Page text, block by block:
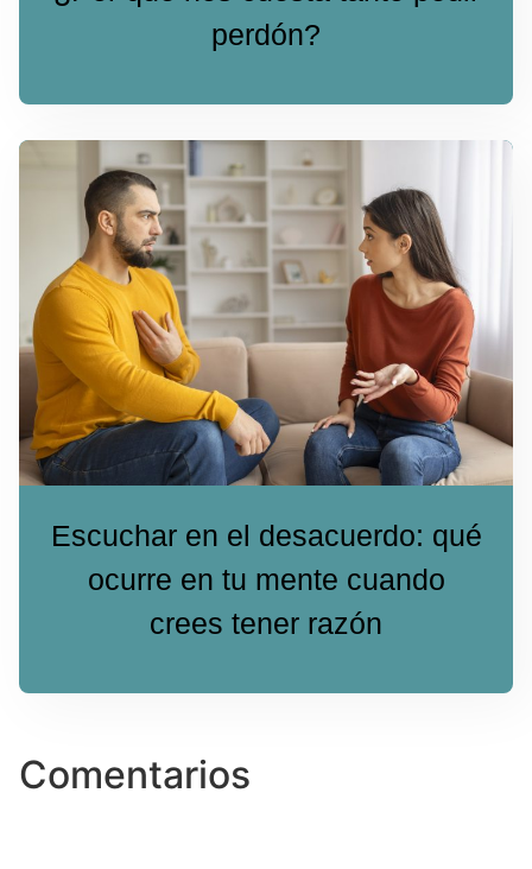
perdón?
Escuchar en el desacuerdo: qué
ocurre en tu mente cuando
crees tener razón
Comentarios